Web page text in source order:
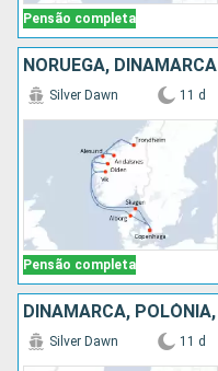
Pensão completa
NORUEGA, DINAMARCA
Pensão completa
Silver Dawn 11 d
Silver Dawn 11 d